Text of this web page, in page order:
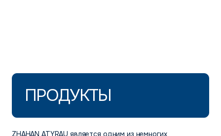
ПРОДУКТЫ
ZHAHAN ATYRAU является одним из немногих